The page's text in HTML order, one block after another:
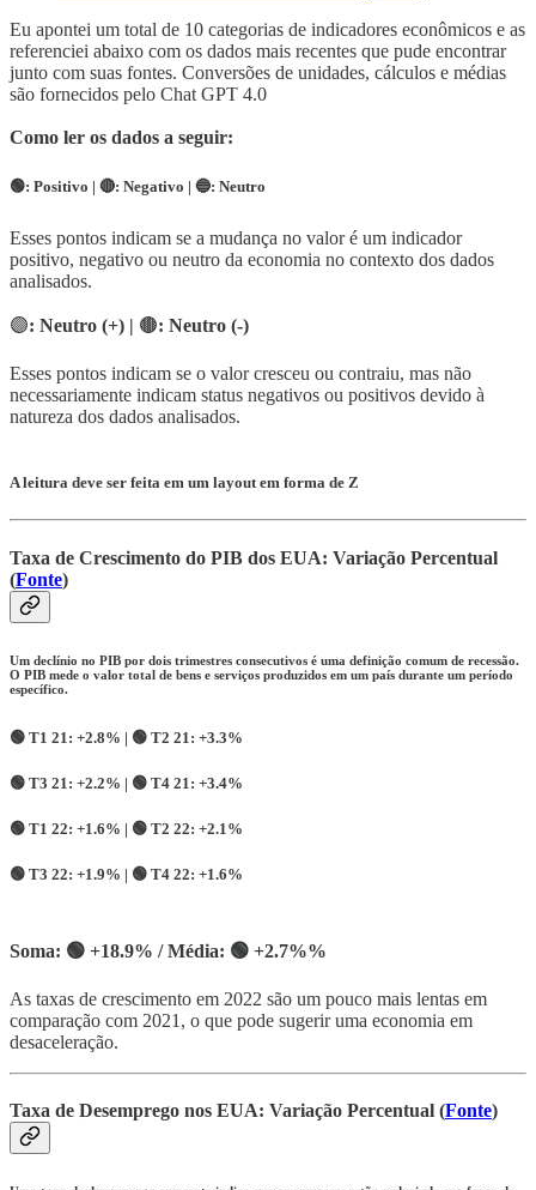
Eu apontei um total de 10 categorias de indicadores econômicos e as
referenciei abaixo com os dados mais recentes que pude encontrar
junto com suas fontes. Conversões de unidades, cálculos e médias
são fornecidos pelo Chat GPT 4.0
Como ler os dados a seguir:
🟢: Positivo | 🔴: Negativo | 🔵: Neutro
Esses pontos indicam se a mudança no valor é um indicador
positivo, negativo ou neutro da economia no contexto dos dados
analisados.
🟣: Neutro (+) | 🟤: Neutro (-)
Esses pontos indicam se o valor cresceu ou contraiu, mas não
necessariamente indicam status negativos ou positivos devido à
natureza dos dados analisados.
A leitura deve ser feita em um layout em forma de Z
Taxa de Crescimento do PIB dos EUA: Variação Percentual
(Fonte)
Um declínio no PIB por dois trimestres consecutivos é uma definição comum de recessão.
O PIB mede o valor total de bens e serviços produzidos em um país durante um período
específico.
🟢 T1 21: +2.8% | 🟢 T2 21: +3.3%
🟢 T3 21: +2.2% | 🟢 T4 21: +3.4%
🟢 T1 22: +1.6% | 🟢 T2 22: +2.1%
🟢 T3 22: +1.9% | 🟢 T4 22: +1.6%
Soma: 🟢 +18.9% / Média: 🟢 +2.7%%
As taxas de crescimento em 2022 são um pouco mais lentas em
comparação com 2021, o que pode sugerir uma economia em
desaceleração.
Taxa de Desemprego nos EUA: Variação Percentual (Fonte)